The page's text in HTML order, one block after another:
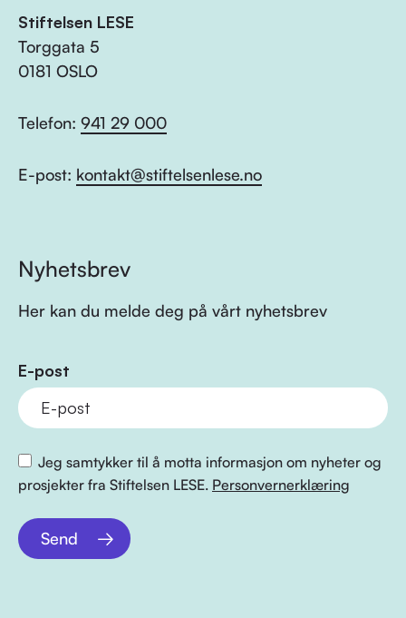
Stiftelsen LESE
Torggata 5
0181 OSLO
Telefon: 941 29 000
E-post: kontakt@stiftelsenlese.no
Nyhetsbrev
Her kan du melde deg på vårt nyhetsbrev
E-post
Jeg samtykker til å motta informasjon om nyheter og
prosjekter fra Stiftelsen LESE. Personvernerklæring
Send